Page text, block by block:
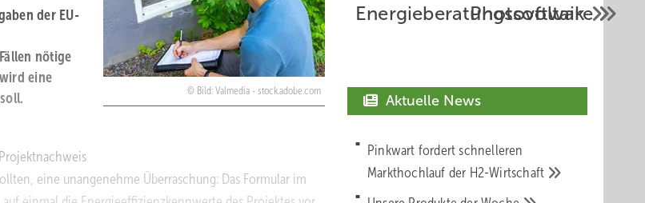
Bild: Valmedia - stock.adobe.com
der EU-
nötige
eine
soll.
eine unangenehme Überraschung: Das Formular im
Energieberatungssoftware
Photovoltaik
Aktuelle News
Pinkwart fordert schnelleren
Markthochlauf der H2-Wirtschaft